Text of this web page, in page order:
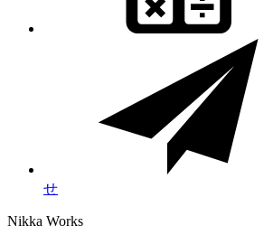
せ
Nikka Works